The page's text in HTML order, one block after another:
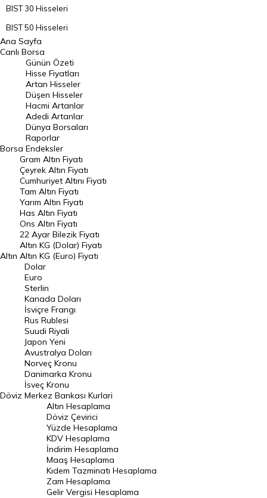
BIST 30 Hisseleri
BIST 50 Hisseleri
BIST 100 Hisseleri
En Çok Artan Hisseler
En Çok Düşen Hisseler
Hacmi Artanlar
Geçmiş Kapanışlar
Dünya Borsaları
Raporlar
Endeksler
DÖVİZ
Döviz Kuru
Dolar Kuru
Euro Kuru
Pound Kuru
Frank Kuru
Riyal Kuru
Avustralya Doları
Danimarka Kronu Kuru
Kanada Doları Kuru
Norveç Kronu Kuru
İsveç Kronu Kuru
Japon Yeni Kuru
Serbest Piyasa Döviz Kurları
Merkez Bankası Döviz Kurları
Ana Sayfa
Canlı Borsa
Borsa
Günün Özeti
Hisse Fiyatları
Artan Hisseler
Düşen Hisseler
Hacmi Artanlar
Adedi Artanlar
Dünya Borsaları
Raporlar
Endeksler
Altın
Gram Altın Fiyatı
Çeyrek Altın Fiyatı
Cumhuriyet Altını Fiyatı
Tam Altın Fiyatı
Yarım Altın Fiyatı
Has Altın Fiyatı
Ons Altın Fiyatı
22 Ayar Bilezik Fiyatı
Altın KG (Dolar) Fiyatı
Altın KG (Euro) Fiyatı
Döviz
Dolar
Euro
Sterlin
Kanada Doları
İsviçre Frangı
Rus Rublesi
Suudi Riyali
Japon Yeni
Avustralya Doları
Norveç Kronu
Danimarka Kronu
İsveç Kronu
Merkez Bankası Kurlari
Altın Hesaplama
Döviz Çevirici
Yüzde Hesaplama
KDV Hesaplama
İndirim Hesaplama
Maaş Hesaplama
Kıdem Tazminatı Hesaplama
Zam Hesaplama
Gelir Vergisi Hesaplama